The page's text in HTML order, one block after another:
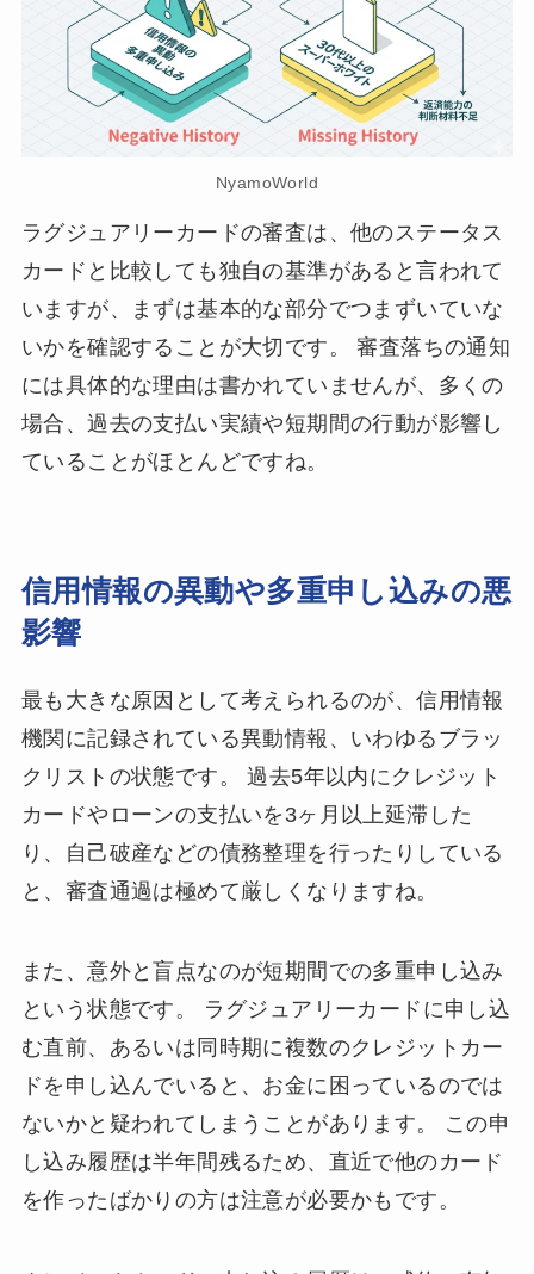
NyamoWorld
ラグジュアリーカードの審査は、他のステータス
カードと比較しても独自の基準があると言われて
いますが、まずは基本的な部分でつまずいていな
いかを確認することが大切です。 審査落ちの通知
には具体的な理由は書かれていませんが、多くの
場合、過去の支払い実績や短期間の行動が影響し
ていることがほとんどですね。
信用情報の異動や多重申し込みの悪
影響
最も大きな原因として考えられるのが、信用情報
機関に記録されている異動情報、いわゆるブラッ
クリストの状態です。 過去5年以内にクレジット
カードやローンの支払いを3ヶ月以上延滞した
り、自己破産などの債務整理を行ったりしている
と、審査通過は極めて厳しくなりますね。
また、意外と盲点なのが短期間での多重申し込み
という状態です。 ラグジュアリーカードに申し込
む直前、あるいは同時期に複数のクレジットカー
ドを申し込んでいると、お金に困っているのでは
ないかと疑われてしまうことがあります。 この申
し込み履歴は半年間残るため、直近で他のカード
を作ったばかりの方は注意が必要かもです。